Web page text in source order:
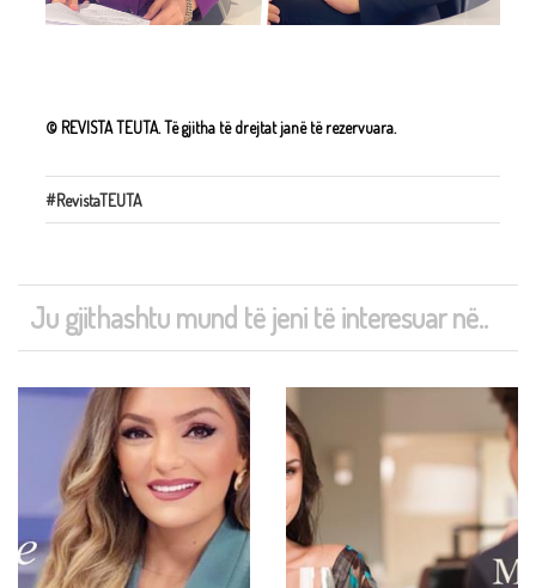
© REVISTA TEUTA. Të gjitha të drejtat janë të rezervuara.
#RevistaTEUTA
Ju gjithashtu mund të jeni të interesuar në..